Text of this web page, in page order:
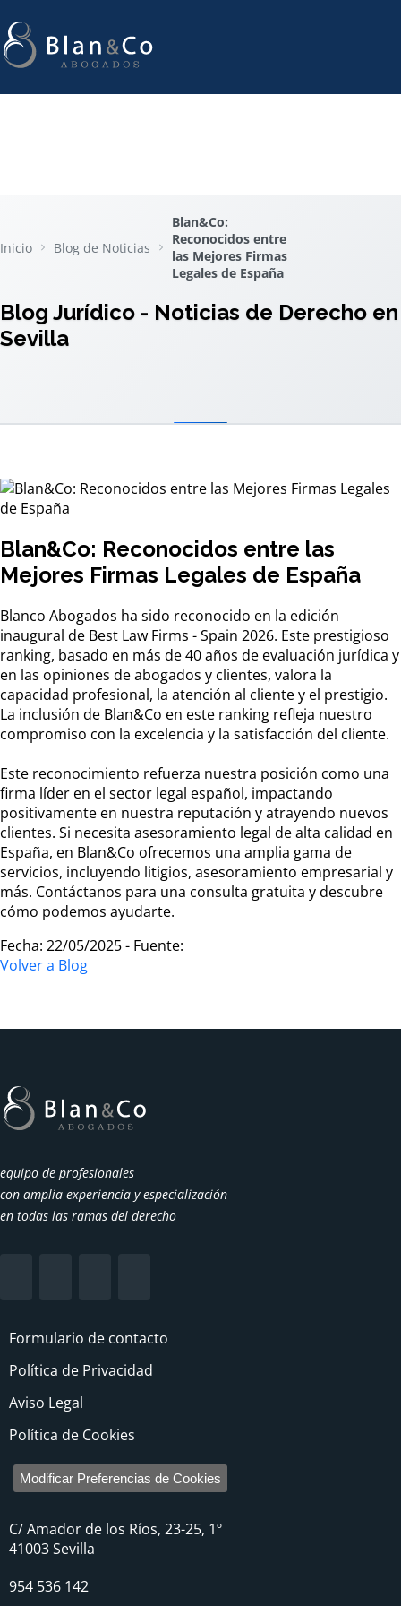
Inicio Blog de Noticias
Blan&Co:
Reconocidos entre
las Mejores Firmas
Legales de España
Blog Jurídico - Noticias de Derecho en
Sevilla
Blan&Co: Reconocidos entre las
Mejores Firmas Legales de España
Blanco Abogados ha sido reconocido en la edición
inaugural de Best Law Firms - Spain 2026. Este prestigioso
ranking, basado en más de 40 años de evaluación jurídica y
en las opiniones de abogados y clientes, valora la
capacidad profesional, la atención al cliente y el prestigio.
La inclusión de Blan&Co en este ranking refleja nuestro
compromiso con la excelencia y la satisfacción del cliente.
Este reconocimiento refuerza nuestra posición como una
firma líder en el sector legal español, impactando
positivamente en nuestra reputación y atrayendo nuevos
clientes. Si necesita asesoramiento legal de alta calidad en
España, en Blan&Co ofrecemos una amplia gama de
servicios, incluyendo litigios, asesoramiento empresarial y
más. Contáctanos para una consulta gratuita y descubre
cómo podemos ayudarte.
Fecha: 22/05/2025 - Fuente:
Volver a Blog
equipo de profesionales
con amplia experiencia y especialización
en todas las ramas del derecho
Formulario de contacto
Política de Privacidad
Aviso Legal
Política de Cookies
Modificar Preferencias de Cookies
C/ Amador de los Ríos, 23-25, 1º
41003 Sevilla
954 536 142